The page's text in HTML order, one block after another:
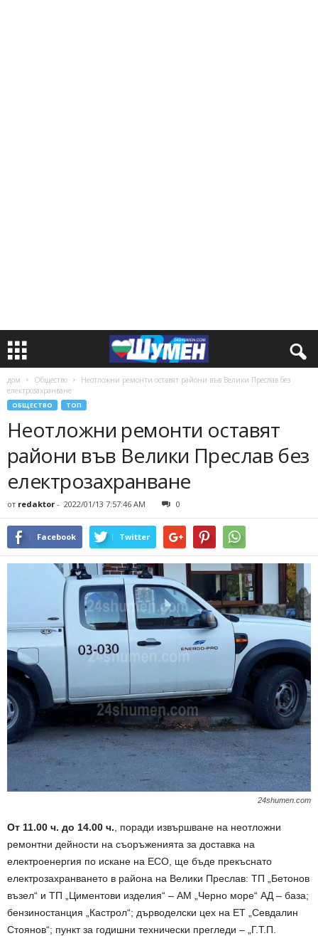
дом Общество
Неотложни ремонти оставят райони във Велики Преслав без
електрозахранване
ОБЩЕСТВО ТОП
Неотложни ремонти оставят
райони във Велики Преслав без
електрозахранване
от redaktor - 2022/01/13 7:57:46 AM 0
Facebook Twitter
24shumen.com
От 11.00 ч. до 14.00 ч. , поради извършване на неотложни
ремонтни дейности на съоръженията за доставка на
електроенергия по искане на ECO, ще бъде прекъснато
електрозахранването в района на Велики Преслав: ТП „Бетонов
възел“ и ТП „Циментови изделия“ – АМ „Черно море“ АД – база;
бензиностанция „Кастрол“; дърводелски цех на ЕТ „Севдалин
Стоянов“; пункт за годишни технически прегледи – „Г.Т.П.